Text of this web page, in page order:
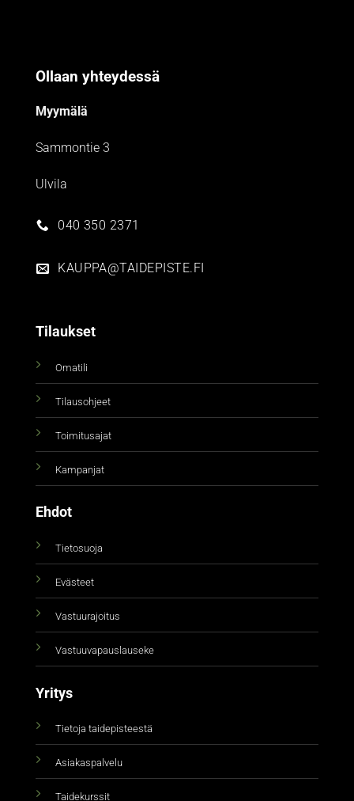
Ollaan yhteydessä
Myymälä
Sammontie 3
Ulvila
040 350 2371
KAUPPA@TAIDEPISTE.FI
Tilaukset
Omatili
Tilausohjeet
Toimitusajat
Kampanjat
Ehdot
Tietosuoja
Evästeet
Vastuurajoitus
Vastuuvapauslauseke
Yritys
Tietoja taidepisteestä
Asiakaspalvelu
Taidekurssit